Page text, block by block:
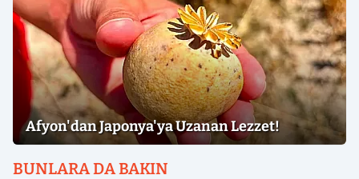
Afyon'dan Japonya'ya Uzanan Lezzet!
BUNLARA DA BAKIN